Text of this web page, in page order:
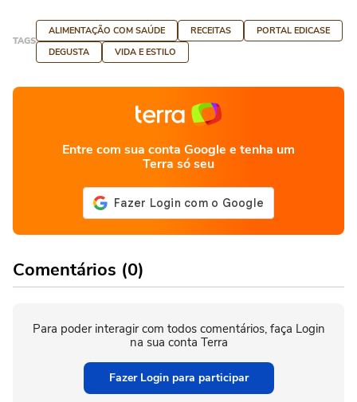
TAGS
ALIMENTAÇÃO COM SAÚDE RECEITAS
PORTAL EDICASE
DEGUSTA
VIDA E ESTILO
Entre com sua conta Google e tenha um
Terra só seu
Comentários (0)
Para poder interagir com todos comentários, faça Login
na sua conta Terra
Fazer Login para participar